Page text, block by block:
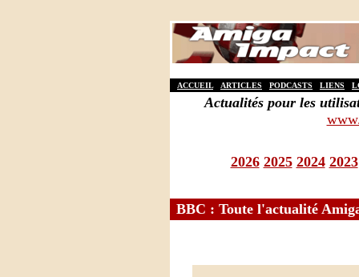
ACCUEIL ARTICLES PODCASTS LIENS
Actualités pour les
2026 2025 2024 2023
BBC : Toute l'actualité